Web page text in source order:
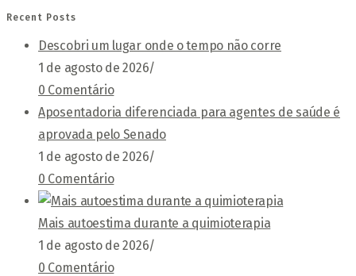
Recent Posts
Descobri um lugar onde o tempo não corre
1 de agosto de 2026/
0 Comentário
Aposentadoria diferenciada para agentes de saúde é
aprovada pelo Senado
1 de agosto de 2026/
0 Comentário
Mais autoestima durante a quimioterapia
1 de agosto de 2026/
0 Comentário